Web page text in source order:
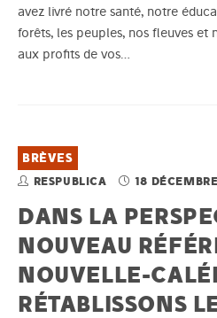
avez livré notre santé, notre
forêts, les peuples, nos fleuves et
aux profits de vos…
BRÈVES
RESPUBLICA 18
DANS LA
NOUVEAU
NOUVELLE-
RÉTABLISSONS